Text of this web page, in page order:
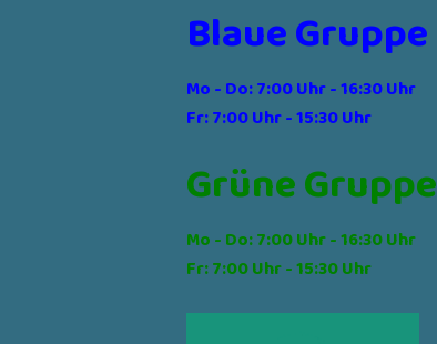
Blaue Gruppe
Mo - Do: 7:00 Uhr - 16:30 Uhr
Fr: 7:00 Uhr - 15:30 Uhr
Grüne Gruppe
Mo - Do: 7:00 Uhr - 16:30 Uhr
Fr: 7:00 Uhr - 15:30 Uhr